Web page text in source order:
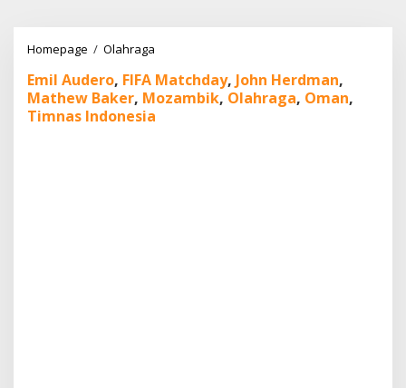
Homepage / Olahraga
dan
Awal
Menjanjikan
Emil Audero, FIFA Matchday, John Herdman,
Mathew Baker, Mozambik, Olahraga, Oman,
Timnas Indonesia